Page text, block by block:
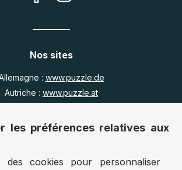
Nos sites
: www.puzzle.de
Autriche : www.puzzle.at
Uni :
www.jigsawpuzzle.co.uk
Accès revendeurs / détaillants
les préférences relatives aux
des cookies pour personnaliser